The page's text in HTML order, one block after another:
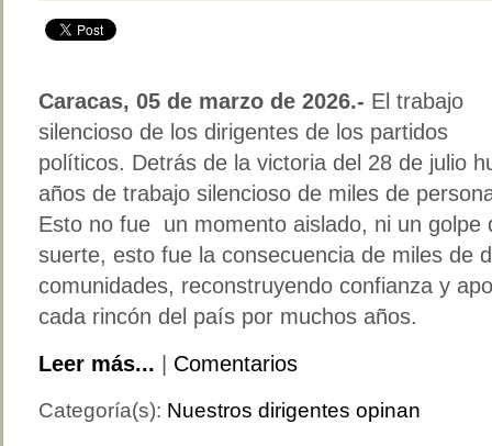
Caracas, 05 de marzo de 2026.- El trabajo
silencioso de los dirigentes de los partidos
políticos. Detrás de la victoria del 28 de julio
años de trabajo silencioso de miles de
Esto no fue un momento aislado, ni un golpe
suerte, esto fue la consecuencia de miles de
comunidades, reconstruyendo confianza y
cada rincón del país por muchos años.
Leer más...
Comentarios
Categoría(s): Nuestros dirigentes opinan